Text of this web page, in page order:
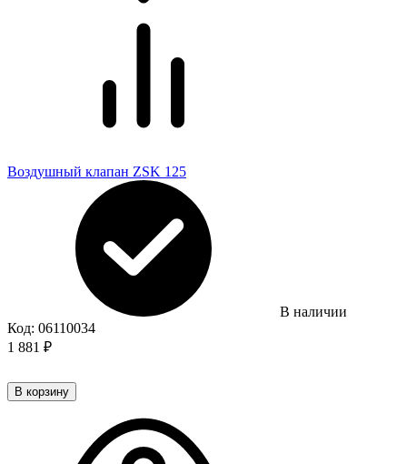
Воздушный клапан ZSK 125
В наличии
Код: 06110034
1 881 ₽
В корзину